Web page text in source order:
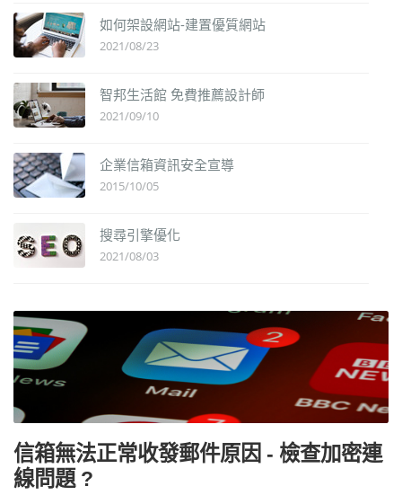
如何架設網站-建置優質網站
2021/08/23
智邦生活館 免費推薦設計師
2021/09/10
企業信箱資訊安全宣導
2015/10/05
搜尋引擎優化
2021/08/03
信箱無法正常收發郵件原因 - 檢查加密連
線問題 ?